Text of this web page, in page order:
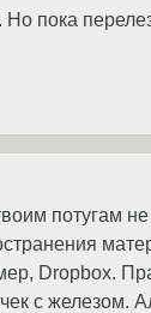
Но пока
потугам
Dropbox.
с